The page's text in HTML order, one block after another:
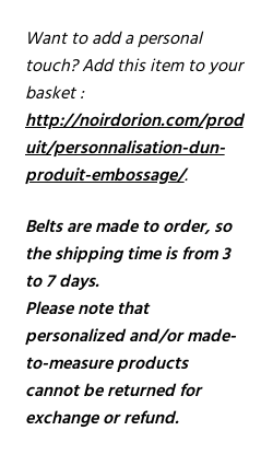
Want to add a personal
touch? Add this item to your
basket :
http://noirdorion.com/prod
uit/personnalisation-dun-
produit-embossage/.
Belts are made to order, so
the shipping time is from 3
to 7 days.
Please note that
personalized and/or made-
to-measure products
cannot be returned for
exchange or refund.